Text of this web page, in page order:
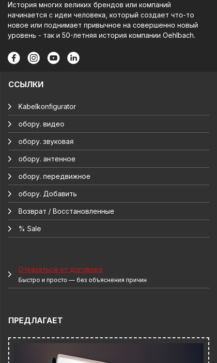
История многих великих брендов или компаний
начинается с идеи человека, который создает что-то
новое или поднимает привычное на совершенно новый
уровень - так и 50-летняя история компании Oehlbach.
ССЫЛКИ
Kabelkonfigurator
обору. видео
обору. звуковая
обору. антенное
обору. передвижное
обору. Добавить
Возврат / Восстановленные
% Sale
Отказаться от договора
Быстро и просто — без объяснения причин
ПРЕДЛАГАЕТ